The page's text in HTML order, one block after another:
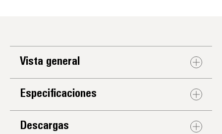
Vista general
Especificaciones
Descargas